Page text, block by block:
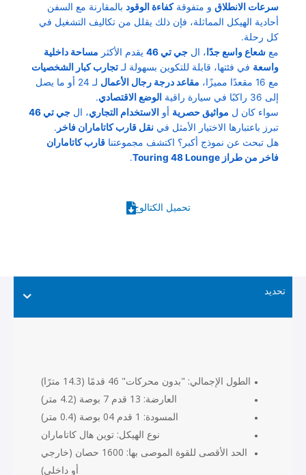
سرعات الانطلاق و متفوقةكفاءة الوقود بالمقارنة مع السفن
أحادية الهيكل المماثلة، فإن ذلك يقلل من تكاليف التشغيل في
كل رحلة.
مع شعاع واسع جدًا ، ال جي تي 46 يقدم الأكثر مساحة داخلية
واسعة في فئتها، قابلة للتكوين بسهولة لـ تجارب كبار الشخصيات
مع 16 مقعدًا مميزًا،
مقاعد درجة رجال الأعمال
لـ 24 أو ما يصل
إلى 36 راكبًا في سيارة راقية
الوضع الاقتصادي.
سواء كان ل مواثيق حصرية أو الاستخدام التجاري، ال جي تي 46
تبرز باعتبارها الاختيار الأمثل في نقل قارب كاتاماران فاخر .
هل تبحث عن نموذج أكبر؟ اكتشف مجموعتنا قارب كاتاماران
فاخر من طراز Touring 48 Lounge
.
تحميل الكتالوج
تحديد
الطول الإجمالي: "بدون محركات" 46 قدمًا (14.3 مترًا)
العارضة: 13 قدم 7 بوصة (4.2 متر)
المسودة: 1 قدم 04 بوصة (0.4 متر)
نوع الهيكل: توين هال كاتاماران
الحد الأقصى للقوة الموصى بها: 1600 حصان (خارجي
أو داخلي)